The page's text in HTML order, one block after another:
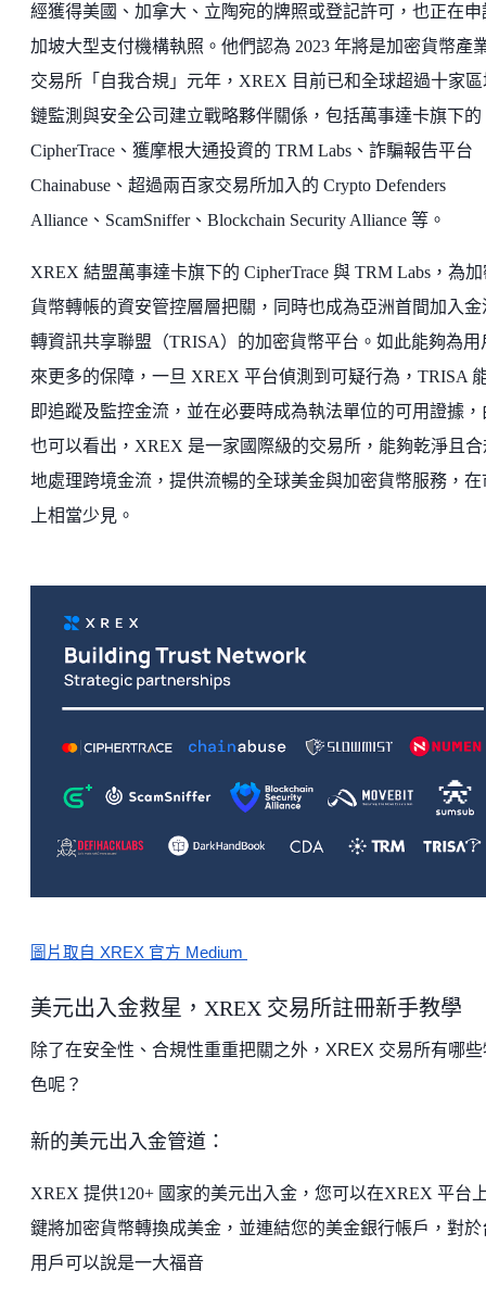
經獲得美國、加拿大、立陶宛的牌照或登記許可，也正在申
加坡大型支付機構執照。他們認為 2023 年將是加密貨幣產
交易所「自我合規」元年，XREX 目前已和全球超過十家區
鏈監測與安全公司建立戰略夥伴關係，包括萬事達卡旗下的
CipherTrace、獲摩根大通投資的 TRM Labs、詐騙報告平台
Chainabuse、超過兩百家交易所加入的 Crypto Defenders
Alliance、ScamSniffer、Blockchain Security Alliance 等。
XREX 結盟萬事達卡旗下的 CipherTrace 與 TRM Labs，為
貨幣轉帳的資安管控層層把關，同時也成為亞洲首間加入金
轉資訊共享聯盟（TRISA）的加密貨幣平台。如此能夠為用
來更多的保障，一旦 XREX 平台偵測到可疑行為，TRISA
即追蹤及監控金流，並在必要時成為執法單位的可用證據，
也可以看出，XREX 是一家國際級的交易所，能夠乾淨且合
地處理跨境金流，提供流暢的全球美金與加密貨幣服務，在
上相當少見。
圖片取自 XREX 官方 Medium
美元出入金救星，XREX 交易所註冊新手教學
除了在安全性、合規性重重把關之外，XREX 交易所有哪些
色呢？
新的美元出入金管道：
XREX 提供120+ 國家的美元出入金，您可以在XREX 平台
鍵將加密貨幣轉換成美金，並連結您的美金銀行帳戶，對於
用戶可以說是一大福音